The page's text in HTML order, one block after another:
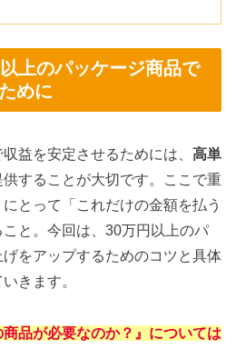
上のパッケージ商品で
めに
益を安定させるためには、 高単
供することが大切です。ここで重
とって「これだけの金額を払う
と。今回は、30万円以上のパ
をアップするためのコツと具体
きます。
商品が必要なのか？』については